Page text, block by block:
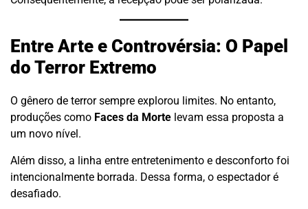
Entre Arte e Controvérsia: O Papel
do Terror Extremo
O gênero de terror sempre explorou limites. No entanto,
produções como Faces da Morte levam essa proposta a
um novo nível.
Além disso, a linha entre entretenimento e desconforto foi
intencionalmente borrada. Dessa forma, o espectador é
desafiado.